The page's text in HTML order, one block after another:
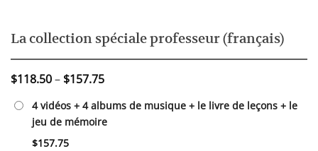
La collection spéciale professeur (français)
$118.50– $157.75Price
$118.50
through
4 vidéos + 4 albums de musique + le livre de leçons + le
jeu de mémoire
$157.75